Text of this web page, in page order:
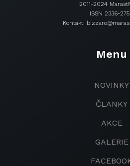
2011-2024
ISSN 2336-
Kontakt:
Menu
NOVINKY
ČLANKY
AKCE
GALERIE